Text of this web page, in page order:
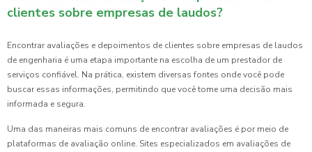
clientes sobre empresas de laudos?
Encontrar avaliações e depoimentos de clientes sobre empresas de laudos
de engenharia é uma etapa importante na escolha de um prestador de
serviços confiável. Na prática, existem diversas fontes onde você pode
buscar essas informações, permitindo que você tome uma decisão mais
informada e segura.
Uma das maneiras mais comuns de encontrar avaliações é por meio de
plataformas de avaliação online. Sites especializados em avaliações de